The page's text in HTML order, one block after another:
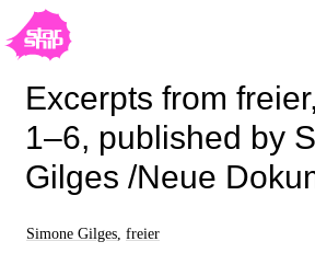
Excerpts from
1–6, published by
Gilges /Neue
Simone Gilges, freier